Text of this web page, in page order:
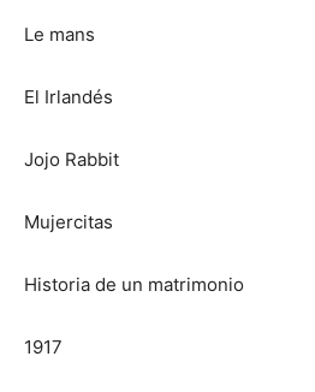
Le mans
El Irlandés
Jojo Rabbit
Mujercitas
Historia de un matrimonio
1917